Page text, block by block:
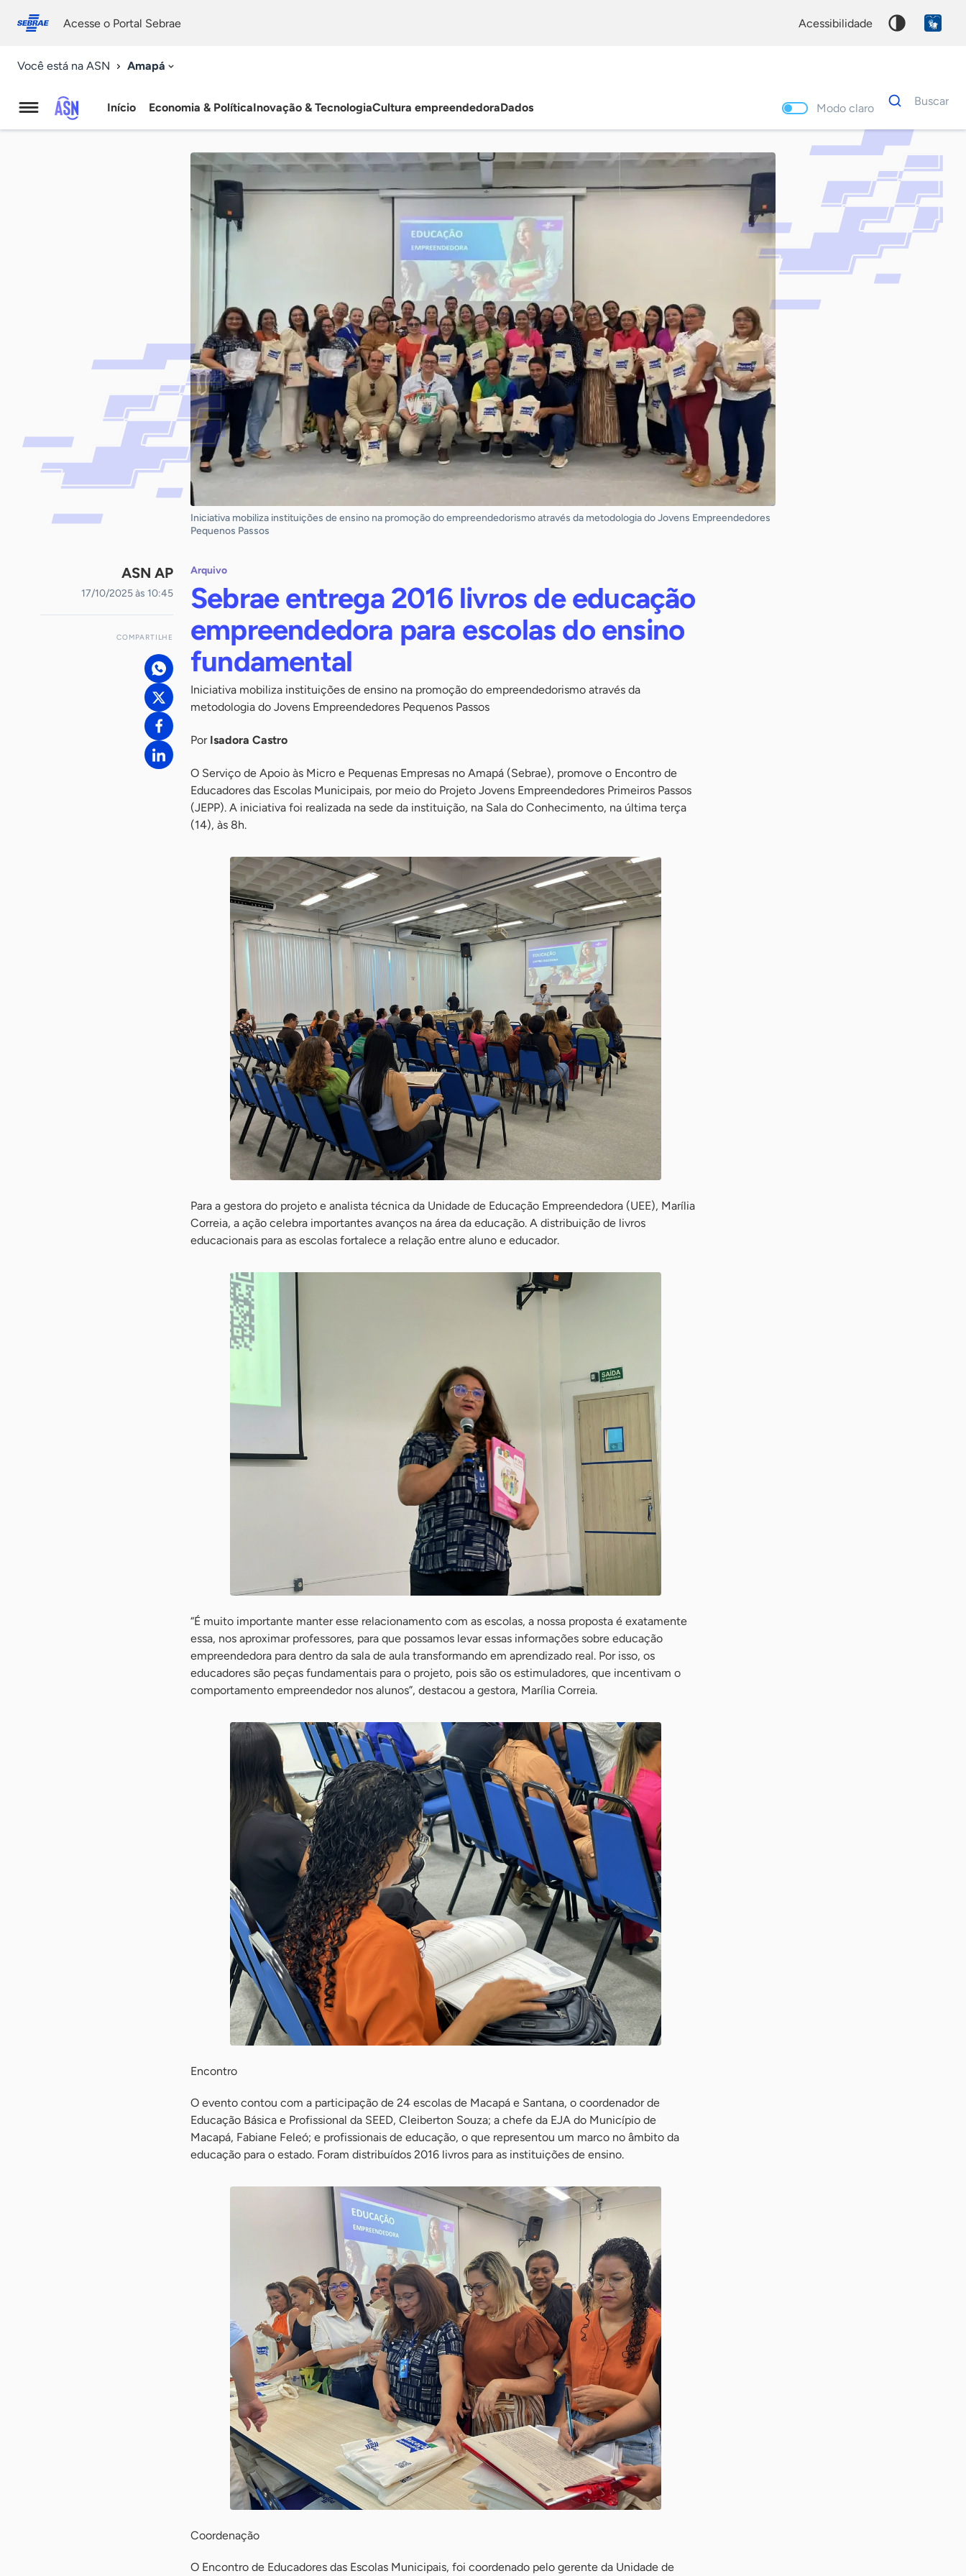
conosco
Acesse o Portal Sebrae acessibilidade
Você está na ASN Amapá
Agência
Início Economia & PolíticaInovação & TecnologiaCultura empreendedoraDados Modo claro
Dados
para
Buscar
Palavra
chave
Iniciativa mobiliza instituições de ensino na promoção do empreendedorismo através da metodologia do Jovens Empreendedores
Pequenos Passos
ASN AP
17/10/2025 às 10:45
COMPARTILHE
Arquivo
Sebrae entrega 2016 livros de educação
empreendedora para escolas do ensino
fundamental
Iniciativa mobiliza instituições de ensino na promoção do empreendedorismo através da
metodologia do Jovens Empreendedores Pequenos Passos
Por Isadora Castro
O Serviço de Apoio às Micro e Pequenas Empresas no Amapá (Sebrae), promove o Encontro de
Educadores das Escolas Municipais, por meio do Projeto Jovens Empreendedores Primeiros Passos
(JEPP). A iniciativa foi realizada na sede da instituição, na Sala do Conhecimento, na última terça
(14), às 8h.
Para a gestora do projeto e analista técnica da Unidade de Educação Empreendedora (UEE), Marília
Correia, a ação celebra importantes avanços na área da educação. A distribuição de livros
educacionais para as escolas fortalece a relação entre aluno e educador.
“É muito importante manter esse relacionamento com as escolas, a nossa proposta é exatamente
essa, nos aproximar professores, para que possamos levar essas informações sobre educação
empreendedora para dentro da sala de aula transformando em aprendizado real. Por isso, os
educadores são peças fundamentais para o projeto, pois são os estimuladores, que incentivam o
comportamento empreendedor nos alunos”, destacou a gestora, Marília Correia.
Encontro
O evento contou com a participação de 24 escolas de Macapá e Santana, o coordenador de
Educação Básica e Profissional da SEED, Cleiberton Souza; a chefe da EJA do Município de
Macapá, Fabiane Feleó; e profissionais de educação, o que representou um marco no âmbito da
educação para o estado. Foram distribuídos 2016 livros para as instituições de ensino.
Coordenação
O Encontro de Educadores das Escolas Municipais, foi coordenado pelo gerente da Unidade de